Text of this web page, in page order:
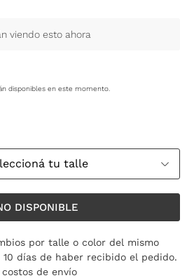
viendo esto ahora
disponibles en este momento.
tu talle
DISPONIBLE
por talle o color del mismo
días de haber recibido el pedido.
de envío